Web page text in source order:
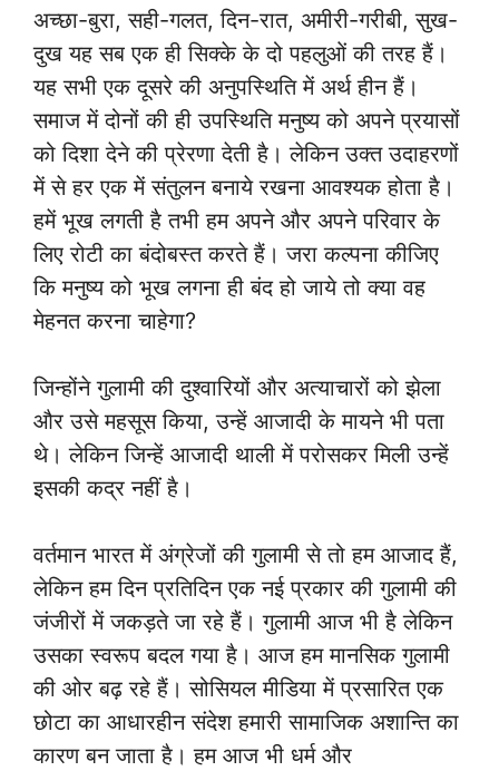
अच्छा-बुरा, सही-गलत, दिन-रात, अमीरी-गरीबी, सुख-
दुख यह सब एक ही सिक्के के दो पहलुओं की तरह हैं।
यह सभी एक दूसरे की अनुपस्थिति में अर्थ हीन हैं।
समाज में दोनों की ही उपस्थिति मनुष्य को अपने प्रयासों
को दिशा देने की प्रेरणा देती है। लेकिन उक्त उदाहरणों
में से हर एक में संतुलन बनाये रखना आवश्यक होता है।
हमें भूख लगती है तभी हम अपने और अपने परिवार के
लिए रोटी का बंदोबस्त करते हैं। जरा कल्पना कीजिए
कि मनुष्य को भूख लगना ही बंद हो जाये तो क्या वह
मेहनत करना चाहेगा?
जिन्होंने गुलामी की दुश्वारियों और अत्याचारों को झेला
और उसे महसूस किया, उन्हें आजादी के मायने भी पता
थे। लेकिन जिन्हें आजादी थाली में परोसकर मिली उन्हें
इसकी कद्र नहीं है।
वर्तमान भारत में अंग्रेजों की गुलामी से तो हम आजाद हैं,
लेकिन हम दिन प्रतिदिन एक नई प्रकार की गुलामी की
जंजीरों में जकड़ते जा रहे हैं। गुलामी आज भी है लेकिन
उसका स्वरूप बदल गया है। आज हम मानसिक गुलामी
की ओर बढ़ रहे हैं। सोसियल मीडिया में प्रसारित एक
छोटा का आधारहीन संदेश हमारी सामाजिक अशान्ति का
कारण बन जाता है। हम आज भी धर्म और